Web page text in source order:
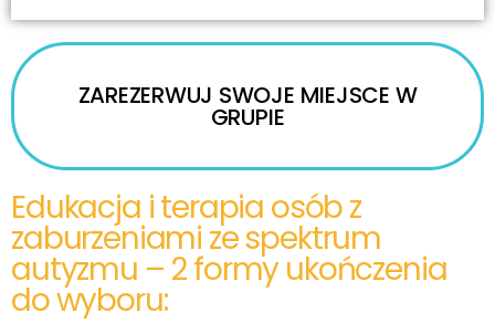
ZAREZERWUJ SWOJE MIEJSCE W
GRUPIE
Edukacja i terapia osób z
zaburzeniami ze spektrum
autyzmu – 2 formy ukończenia
do wyboru: